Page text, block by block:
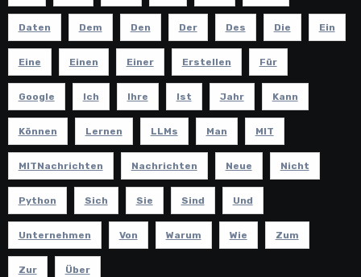
Daten Dem Den Der Des Die Ein
Eine Einen Einer Erstellen Für
Google Ich Ihre Ist Jahr Kann
Können Lernen LLMs Man MIT
MITNachrichten Nachrichten Neue Nicht
Python Sich Sie Sind Und
Unternehmen Von Warum Wie Zum
Zur Über